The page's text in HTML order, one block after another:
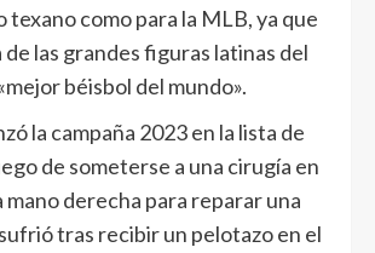
texano como para la MLB, ya que
las grandes figuras latinas del
béisbol del mundo».
la campaña 2023 en la lista de
de someterse a una cirugía en
mano derecha para reparar una
tras recibir un pelotazo en el